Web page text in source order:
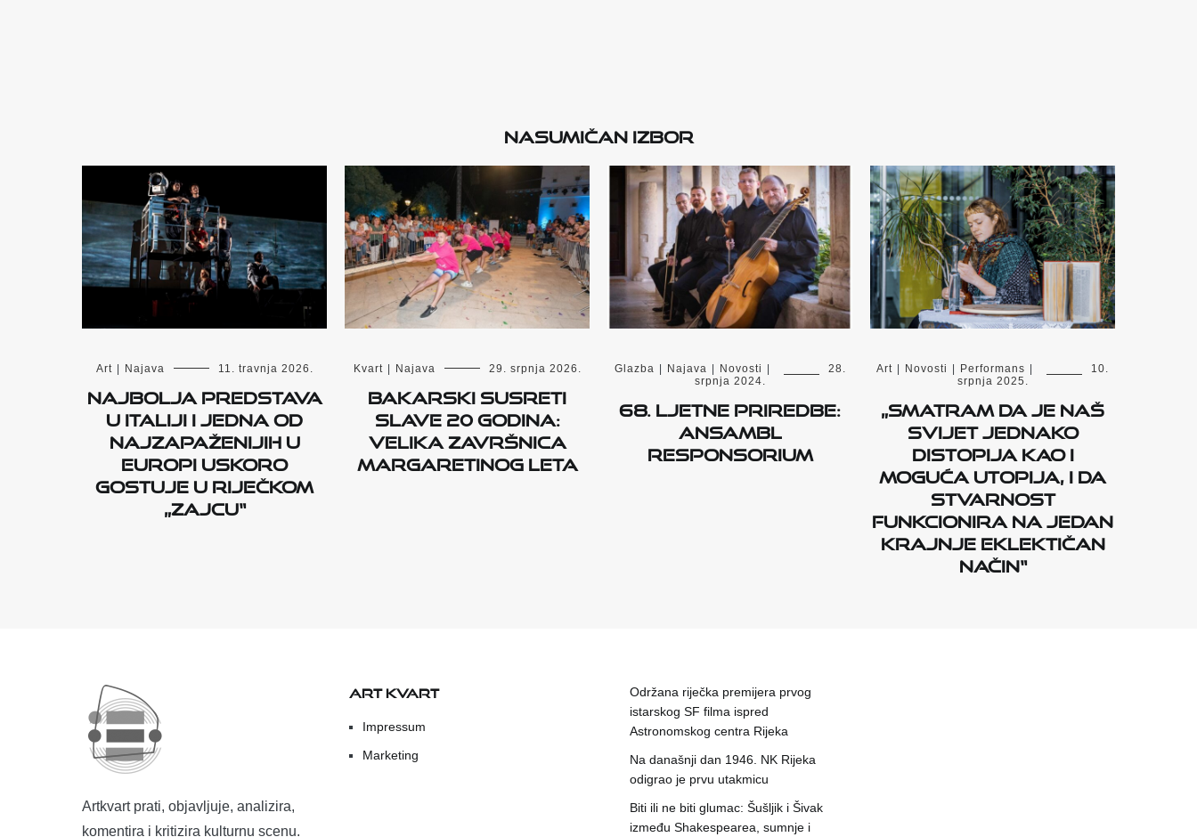
Nasumičan izbor
Art Najava 11. travnja 2026.
Najbolja predstava
u Italiji i jedna od
najzapaženijih u
Europi uskoro
gostuje u riječkom
„Zajcu“
Kvart Najava 29. srpnja 2026.
Bakarski susreti
slave 20 godina:
Velika završnica
Margaretinog leta
Glazba Najava Novosti
28.
srpnja 2024.
68. Ljetne priredbe:
Ansambl
Responsorium
Art Novosti Performans
10.
srpnja 2025.
„Smatram da je naš
svijet jednako
distopija kao i
moguća utopija, i da
stvarnost
funkcionira na jedan
krajnje eklektičan
način“
Artkvart prati, objavljuje, analizira,
komentira i kritizira kulturnu scenu.
ART KVART
Impressum
Marketing
Održana riječka premijera prvog
istarskog SF filma ispred
Astronomskog centra Rijeka
Na današnji dan 1946. NK Rijeka
odigrao je prvu utakmicu
Biti ili ne biti glumac: Šušljik i Šivak
između Shakespearea, sumnje i